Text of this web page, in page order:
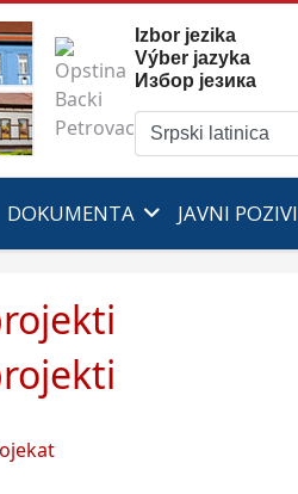
Izbor jezika
Výber jazyka
Избор језика
DOKUMENTA JAVNI POZIVI